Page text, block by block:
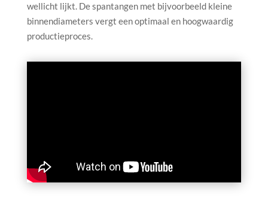
wellicht lijkt. De spantangen met bijvoorbeeld kleine
binnendiameters vergt een optimaal en hoogwaardig
productieproces.